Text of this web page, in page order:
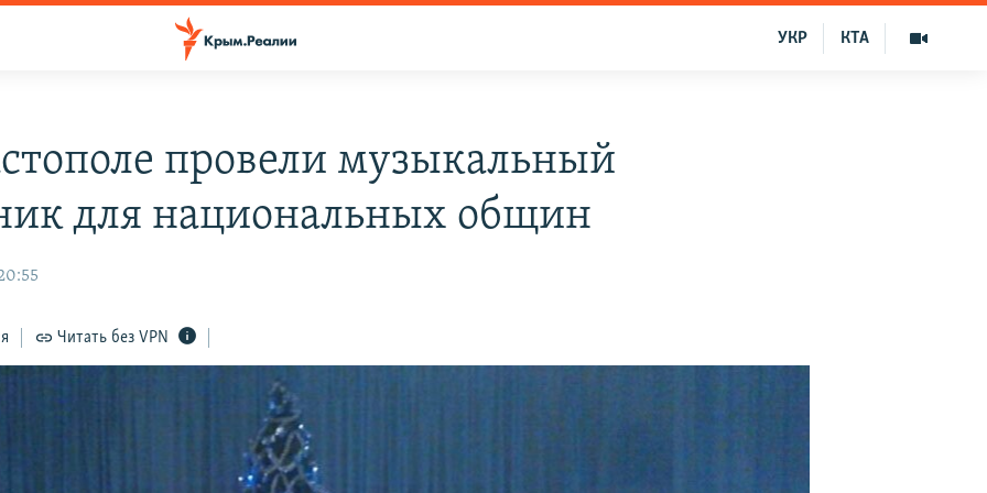
КТА
УКР
провели музыкальный
для национальных общин
Читать без VPN